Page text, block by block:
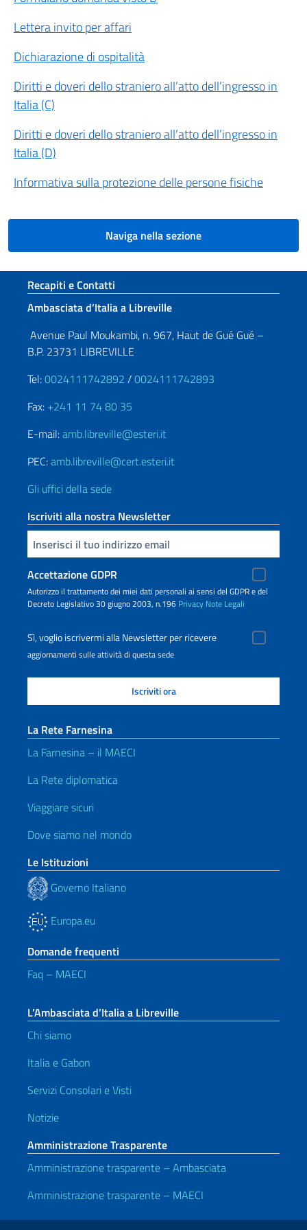
Lettera invito per affari
Dichiarazione di ospitalità
Diritti e doveri dello straniero all’atto dell’ingresso in
Italia (C)
Diritti e doveri dello straniero all’atto dell’ingresso in
Italia (D)
Informativa sulla protezione delle persone fisiche
Naviga nella sezione
Sezione footer
Recapiti e Contatti
Ambasciata d’Italia a Libreville
Avenue Paul Moukambi, n. 967, Haut de Gué Gué –
B.P. 23731 LIBREVILLE
Tel:0024111742892 /0024111742893
Fax: +241 11 74 80 35
E-mail:amb.libreville@esteri.it
PEC:amb.libreville@cert.esteri.it
Gli uffici della sede
Iscriviti alla nostra Newsletter
Inserisci la tua email
Accettazione GDPR
Autorizzo il trattamento dei miei dati personali ai sensi del GDPR e del
Decreto Legislativo 30 giugno 2003, n.196 Privacy Note Legali
Sì, voglio iscrivermi alla Newsletter per ricevere
aggiornamenti sulle attività di questa sede
La Rete Farnesina
La Farnesina – il MAECI
La Rete diplomatica
Viaggiare sicuri
Dove siamo nel mondo
Le Istituzioni
Governo Italiano
Europa.eu
Domande frequenti
Faq – MAECI
L’Ambasciata d’Italia a Libreville
Chi siamo
Italia e Gabon
Servizi Consolari e Visti
Notizie
Amministrazione Trasparente
Amministrazione trasparente – Ambasciata
Amministrazione trasparente – MAECI